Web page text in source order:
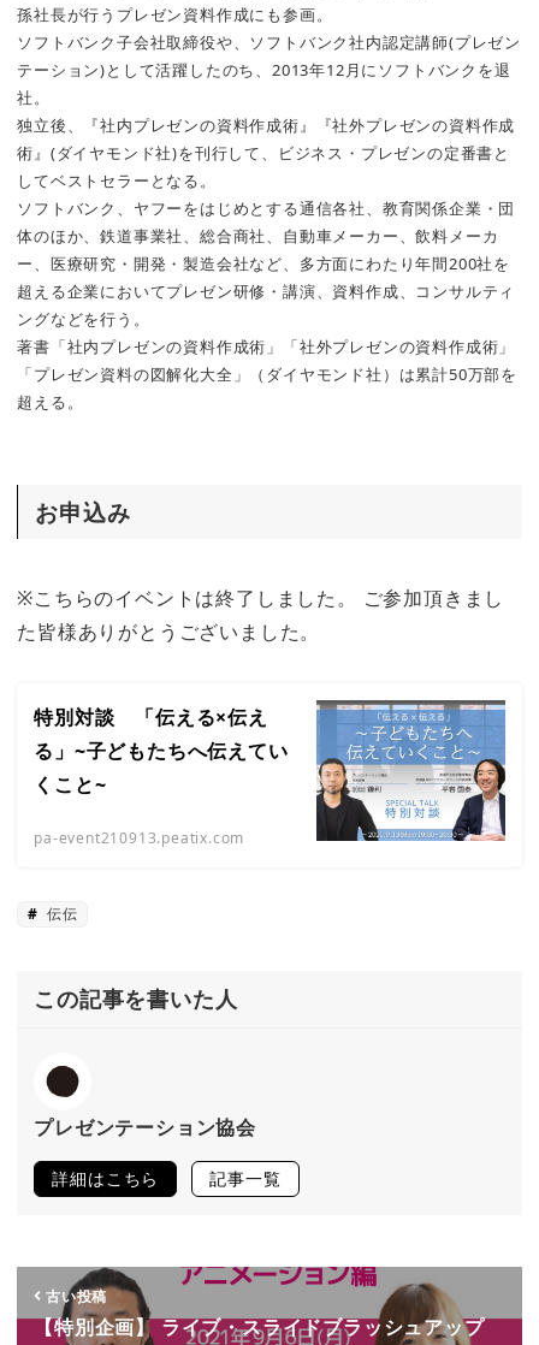
孫社長が行うプレゼン資料作成にも参画。
ソフトバンク子会社取締役や、ソフトバンク社内認定講師(プレゼン
テーション)として活躍したのち、2013年12月にソフトバンクを退
社。
独立後、『社内プレゼンの資料作成術』『社外プレゼンの資料作成
術』(ダイヤモンド社)を刊行して、ビジネス・プレゼンの定番書と
してベストセラーとなる。
ソフトバンク、ヤフーをはじめとする通信各社、教育関係企業・団
体のほか、鉄道事業社、総合商社、自動車メーカー、飲料メーカ
ー、医療研究・開発・製造会社など、多方面にわたり年間200社を
超える企業においてプレゼン研修・講演、資料作成、コンサルティ
ングなどを行う。
著書「社内プレゼンの資料作成術」「社外プレゼンの資料作成術」
「プレゼン資料の図解化大全」（ダイヤモンド社）は累計50万部を
超える。
お申込み
※こちらのイベントは終了しました。 ご参加頂きまし
た皆様ありがとうございました。
特別対談 「伝える×伝え
る」~子どもたちへ伝えてい
くこと~
pa-event210913.peatix.com
伝伝
この記事を書いた人
プレゼンテーション協会
詳細はこちら 記事一覧
古い投稿
【特別企画】 ライブ・スライドブラッシュアップ